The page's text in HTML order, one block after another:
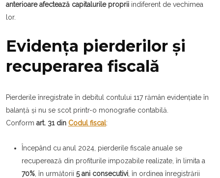
anterioare afectează capitalurile proprii indiferent de vechimea
lor.
Evidența pierderilor și
recuperarea fiscală
Pierderile înregistrate în debitul contului 117 rămân evidențiate în
balanță și nu se scot printr-o monografie contabilă.
Conform art. 31 din Codul fiscal:
Începând cu anul 2024, pierderile fiscale anuale se
recuperează din profiturile impozabile realizate, în limita a
70%, în următorii 5 ani consecutivi, în ordinea înregistrării